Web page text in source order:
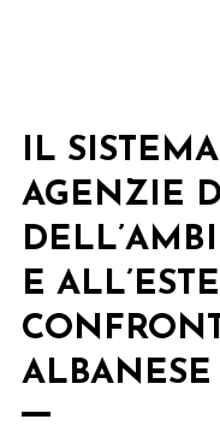
IL
AGENZIE
E
ALBANESE